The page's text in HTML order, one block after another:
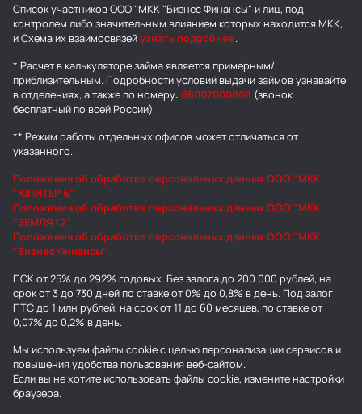
Список участников ООО "МКК "Бизнес Финансы" и лиц, под
контролем либо значительным влиянием которых находится МКК,
и Схема их взаимосвязейузнать подробнее.
* Расчет в калькуляторе займа является примерным/
приблизительным. Подробности условий выдачи займов узнавайте
в отделениях, а также по номеру: 88007000808 (звонок
бесплатный по всей России).
** Режим работы отдельных офисов может отличаться от
указанного.
Положения об обработке персональных данных ООО "МКК
"ЮПИТЕР 6"
Положения об обработке персональных данных ООО "МКК
"ЗЕМЛЯ 12"
Положения об обработке персональных данных ООО "МКК
"Бизнес Финансы"
ПСК от 25% до 292% годовых. Без залога до 200 000 рублей, на
срок от 3 до 730 дней по ставке от 0% до 0,8% в день. Под залог
ПТС до 1 млн рублей, на срок от 11 до 60 месяцев, по ставке от
0,07% до 0,2% в день.
Мы используем файлы cookieс целью персонализации сервисов и
повышения удобства пользования веб-сайтом.
Если вы не хотите использовать файлы cookie, измените настройки
браузера.